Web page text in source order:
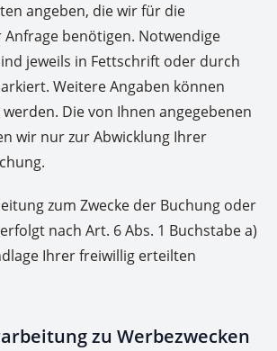
angeben, die wir für die
benötigen. Notwendige
jeweils in Fettschrift oder durch
Weitere Angaben können
Die von Ihnen angegebenen
wir nur zur Abwicklung Ihrer
zum Zwecke der Buchung oder
nach Art. 6 Abs. 1 Buchstabe a)
Ihrer freiwillig erteilten
zu Werbezwecken